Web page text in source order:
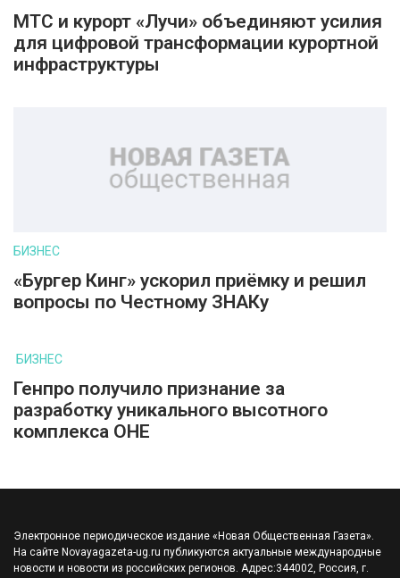
МТС и курорт «Лучи» объединяют усилия
для цифровой трансформации курортной
инфраструктуры
БИЗНЕС
«Бургер Кинг» ускорил приёмку и решил
вопросы по Честному ЗНАКу
БИЗНЕС
Генпро получило признание за
разработку уникального высотного
комплекса ОНЕ
Электронное периодическое издание «Новая Общественная Газета».
На сайте Novayagazeta-ug.ru публикуются актуальные международные
новости и новости из российских регионов. Адрес:344002, Россия, г.